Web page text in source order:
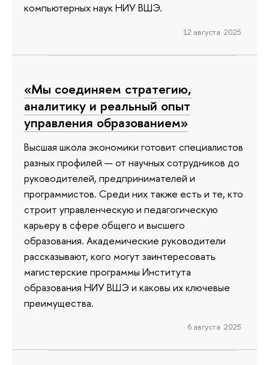
компьютерных наук НИУ ВШЭ.
12 августа 2025
«Мы соединяем стратегию,
аналитику и реальный опыт
управления образованием»
Высшая школа экономики готовит специалистов
разных профилей — от научных сотрудников до
руководителей, предпринимателей и
программистов. Среди них также есть и те, кто
строит управленческую и педагогическую
карьеру в сфере общего и высшего
образования. Академические руководители
рассказывают, кого могут заинтересовать
магистерские программы Института
образования НИУ ВШЭ и каковы их ключевые
преимущества.
6 августа 2025